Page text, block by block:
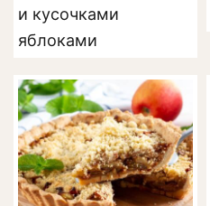
и кусочками
яблоками